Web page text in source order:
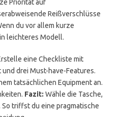
Priorität auf
Reißverschlüsse
du vor allem kurze
leichteres Modell.
eine Checkliste mit
drei Must-have-Features.
tatsächlichen Equipment an.
Fazit: Wähle die Tasche,
triffst du eine pragmatische